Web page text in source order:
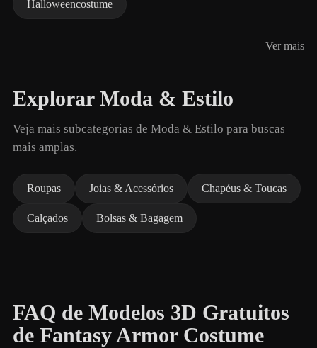
Halloweencostume
Ver mais
Explorar Moda & Estilo
Veja mais subcategorias de Moda & Estilo para buscas
mais amplas.
Roupas Joias & Acessórios Chapéus & Toucas
Calçados Bolsas & Bagagem
FAQ de Modelos 3D Gratuitos
de Fantasy Armor Costume